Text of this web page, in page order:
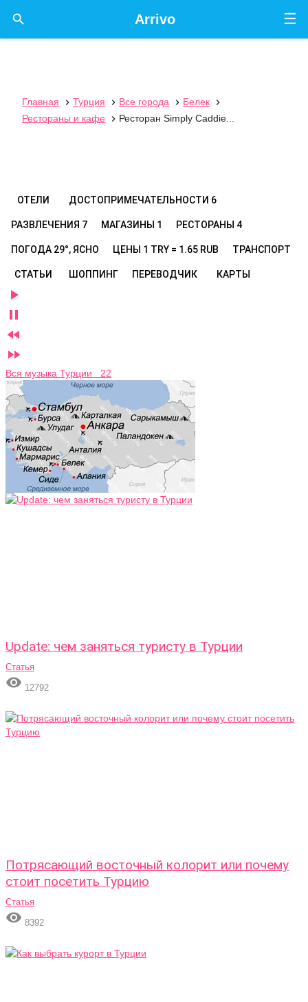
☰
Arrivo

Главная  Турция  Все города  Белек

Рестораны и кафе
 Ресторан Simply Caddie...
ОТЕЛИ ДОСТОПРИМЕЧАТЕЛЬНОСТИ 6
РАЗВЛЕЧЕНИЯ 7 МАГАЗИНЫ 1 РЕСТОРАНЫ 4
ПОГОДА 29°, ЯСНО ЦЕНЫ 1 TRY = 1.65 RUB ТРАНСПОРТ
СТАТЬИ ШОППИНГ ПЕРЕВОДЧИК КАРТЫ




Вся музыка Турции 22
Update: чем заняться туристу в Турции
Статья
 12792
Потрясающий восточный колорит или почему
стоит посетить Турцию
Статья
 8392